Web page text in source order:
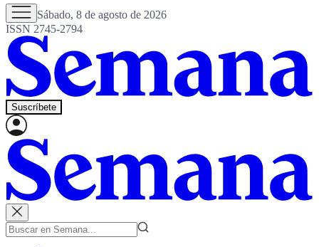
Sábado, 8 de agosto de 2026
ISSN 2745-2794
Suscríbete